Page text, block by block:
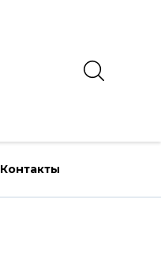
Контакты